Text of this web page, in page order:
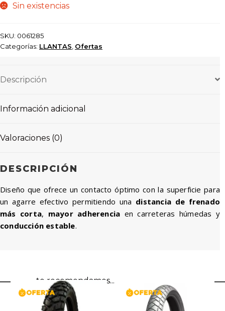
Sin existencias
SKU: 0061285
Categorías: LLANTAS Ofertas
Descripción
Información adicional
Valoraciones (0)
DESCRIPCIÓN
Diseño que ofrece un contacto óptimo con la superficie para
un agarre efectivo permitiendo una distancia de frenado
más corta, mayor adherencia en carreteras húmedas y
conducción estable.
te recomendamos...